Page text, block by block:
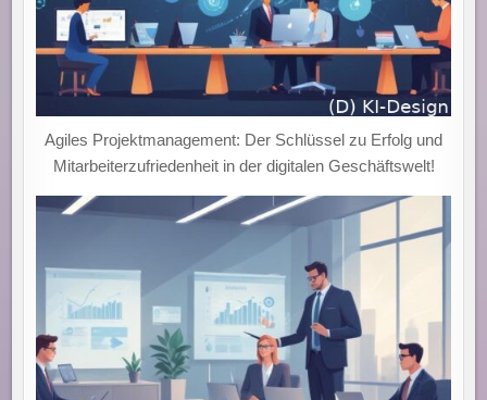
Agiles Projektmanagement: Der Schlüssel zu Erfolg und
Mitarbeiterzufriedenheit in der digitalen Geschäftswelt!